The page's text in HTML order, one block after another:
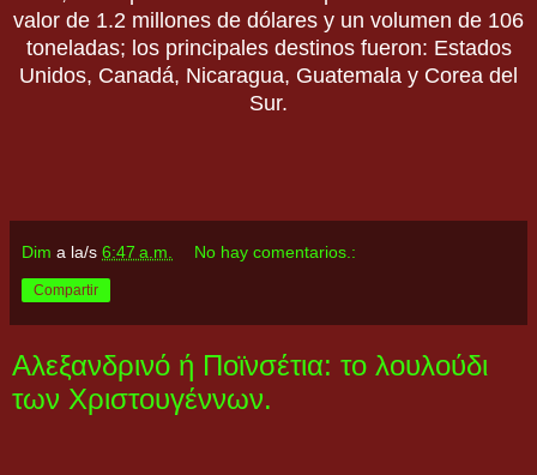
valor de 1.2 millones de dólares y un volumen de 106
toneladas; los principales destinos fueron: Estados
Unidos, Canadá, Nicaragua, Guatemala y Corea del
Sur.
Dim a la/s 6:47 a.m. No hay comentarios.:
Compartir
Αλεξανδρινό ή Ποϊνσέτια: το λουλούδι
των Χριστουγέννων.